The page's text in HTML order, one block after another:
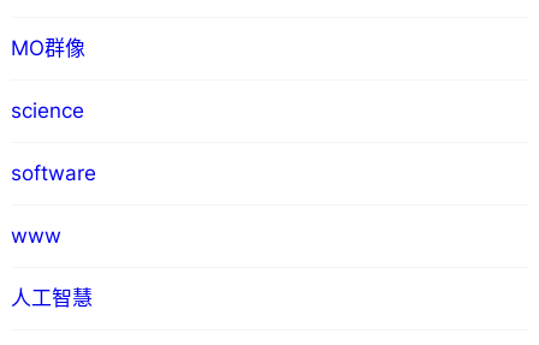
MO群像
science
software
www
人工智慧